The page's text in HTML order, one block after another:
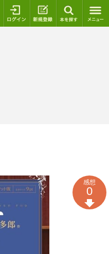
ログイン 新規登録
感想
0